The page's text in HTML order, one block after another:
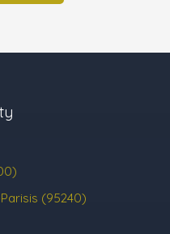
(95240)